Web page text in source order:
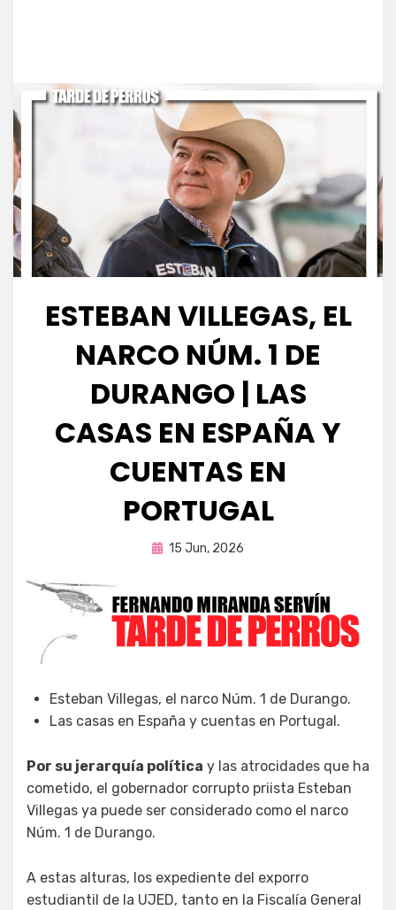
ESTEBAN VILLEGAS, EL
NARCO NÚM. 1 DE
DURANGO | LAS
CASAS EN ESPAÑA Y
CUENTAS EN
PORTUGAL
porFernando Miranda Servín
Publicada
15 Jun, 2026
Esteban Villegas, el narco Núm. 1 de Durango.
Las casas en España y cuentas en Portugal.
Por su jerarquía política y las atrocidades que ha
cometido, el gobernador corrupto priista Esteban
Villegas ya puede ser considerado como el narco
Núm. 1 de Durango.
A estas alturas, los expediente del exporro
estudiantil de la UJED, tanto en la Fiscalía General